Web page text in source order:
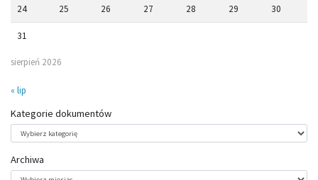
sierpień 2026
24 25 26 27 28 29 30
31
« lip
Kategorie dokumentów
dokumentów
Archiwa